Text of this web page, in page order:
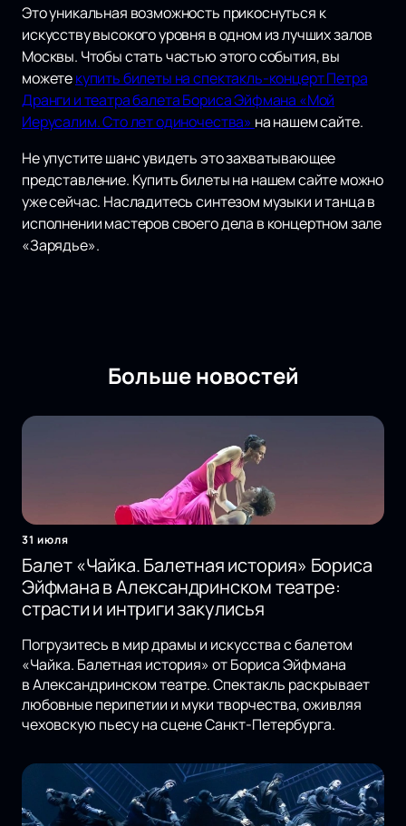
Это уникальная возможность прикоснуться к
искусству высокого уровня в одном из лучших залов
Москвы. Чтобы стать частью этого события, вы
можетекупить билеты на спектакль-концерт Петра
Дранги и театра балета Бориса Эйфмана «Мой
Иерусалим. Сто лет одиночества» на нашем сайте.
Не упустите шанс увидеть это захватывающее
представление. Купить билеты на нашем сайте можно
уже сейчас. Насладитесь синтезом музыки и танца в
исполнении мастеров своего дела в концертном зале
«Зарядье».
Больше новостей
31 июля
Балет «Чайка. Балетная история» Бориса
Эйфмана в Александринском театре:
страсти и интриги закулисья
Погрузитесь в мир драмы и искусства с балетом
«Чайка. Балетная история» от Бориса Эйфмана
в Александринском театре. Спектакль раскрывает
любовные перипетии и муки творчества, оживляя
чеховскую пьесу на сцене Санкт-Петербурга.